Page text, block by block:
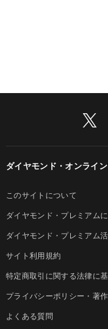
ダイヤモンド・オンライ
このサイトについて
ダイヤモンド・プレミアム
ダイヤモンド・プレミアム
サイト利用規約
特定商取引に関する法律に
プライバシーポリシー・著
よくある質問